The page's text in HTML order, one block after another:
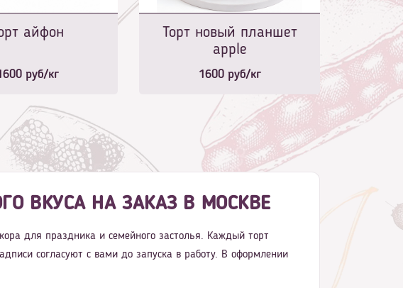
айфон
руб/кг
Торт новый планшет
apple
1600руб/кг
ВКУСА НА ЗАКАЗ В МОСКВЕ
для праздника и семейного застолья. Каждый торт
согласуют с вами до запуска в работу. В оформлении